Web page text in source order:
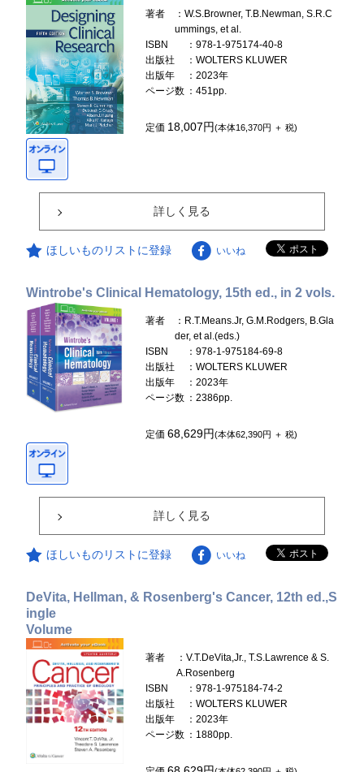
著者
：W.S.Browner, T.B.Newman, S.R.C
ummings, et al.
ISBN
：978-1-975174-40-8
出版社
：WOLTERS KLUWER
出版年
：2023年
ページ数 ：451pp.
定価 18,007円(本体16,370円 ＋ 税)
詳しく見る
ほしいものリストに登録 いいね
Wintrobe's Clinical Hematology, 15th ed., in 2 vols.
著者
：R.T.Means.Jr, G.M.Rodgers, B.Gla
der, et al.(eds.)
ISBN
：978-1-975184-69-8
出版社
：WOLTERS KLUWER
出版年
：2023年
ページ数 ：2386pp.
定価68,629円(本体62,390円 ＋ 税)
詳しく見る
ほしいものリストに登録 いいね
DeVita, Hellman, & Rosenberg's Cancer, 12th ed.,S
ingle
Volume
著者
：V.T.DeVita,Jr., T.S.Lawrence & S.
A.Rosenberg
ISBN
：978-1-975184-74-2
出版社
：WOLTERS KLUWER
出版年
：2023年
ページ数 ：1880pp.